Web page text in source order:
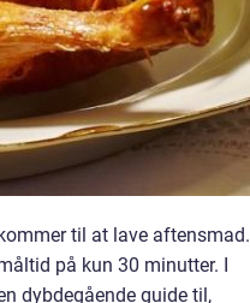
til at lave aftensmad.
på kun 30 minutter. I
dybdegående guide til,